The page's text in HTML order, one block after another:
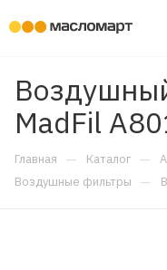
MadFil
Главная — Каталог —
Воздушные фильтры —